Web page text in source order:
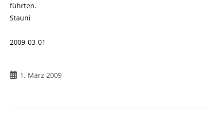
führten.
Stauni
2009-03-01
Beitrag1. März 2009